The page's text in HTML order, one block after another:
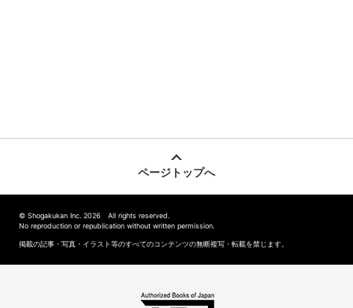
ページトップへ
© Shogakukan Inc. 2026 All rights reserved.
No reproduction or republication without written permission.
掲載の記事・写真・イラスト等のすべてのコンテンツの無断複写・転載を禁じます。